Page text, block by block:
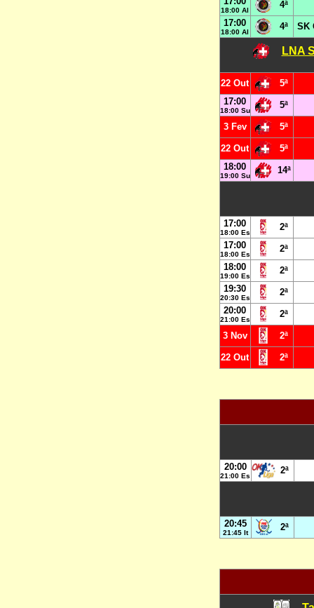
18:00 Al
4ª
17:00
18:00 Al
4ª SK
LNA
22 Out
5ª
17:00
18:00 Su
5ª
3 Fev 5ª
22 Out
5ª
18:00
19:00 Su
14ª
17:00
18:00 Es
2ª
17:00
18:00 Es
2ª
18:00
19:00 Es
2ª
19:30
20:30 Es
2ª
20:00
21:00 Es
2ª
3 Nov 2ª
22 Out 2ª
20:00
21:00 Es
2ª
20:45
21:45 It
2ª